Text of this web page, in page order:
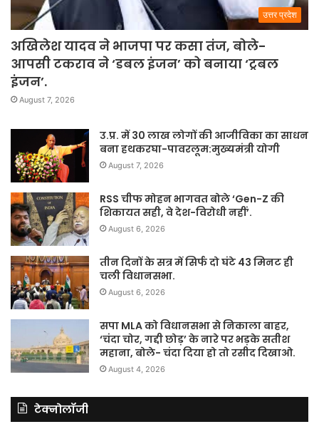
उत्तर प्रदेश
अखिलेश यादव ने भाजपा पर कसा तंज, बोले-
आपसी टकराव ने ‘डबल इंजन’ को बनाया ‘ट्रबल
इंजन’.
August 7, 2026
उ.प्र. में 30 लाख लोगों की आजीविका का साधन
बना हथकरघा-पावरलूम:मुख्यमंत्री योगी
August 7, 2026
RSS चीफ मोहन भागवत बोले ‘Gen-Z की
शिकायत सही, वे देश-विरोधी नहीं’.
August 6, 2026
तीन दिनों के सत्र में सिर्फ दो घंटे 43 मिनट ही
चली विधानसभा.
August 6, 2026
सपा MLA को विधानसभा से निकाला बाहर,
‘चंदा चोर, गद्दी छोड़’ के नारे पर भड़के सतीश
महाना, बोले- चंदा दिया हो तो रसीद दिखाओ.
August 4, 2026
टेक्नोलॉजी